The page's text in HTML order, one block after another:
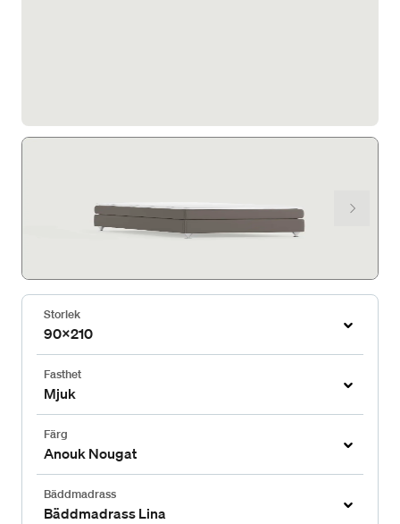
Storlek
90x210
Fasthet
Mjuk
Färg
Anouk Nougat
Bäddmadrass
Bäddmadrass Lina